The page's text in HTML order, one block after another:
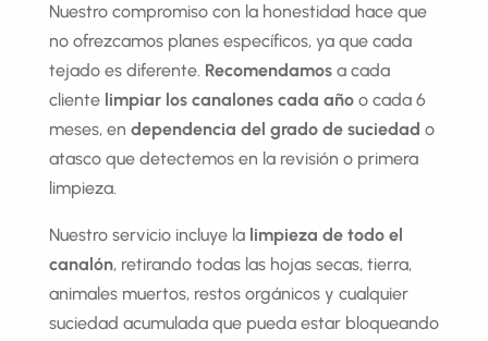
Nuestro compromiso con la honestidad hace que
no ofrezcamos planes específicos, ya que cada
tejado es diferente. Recomendamosa cada
cliente limpiar los canalones cada añoo cada 6
meses, en dependencia del grado de suciedad o
atasco que detectemos en la revisión o primera
limpieza.
Nuestro servicio incluye la limpieza de todo el
canalón, retirando todas las hojas secas, tierra,
animales muertos, restos orgánicos y cualquier
suciedad acumulada que pueda estar bloqueando